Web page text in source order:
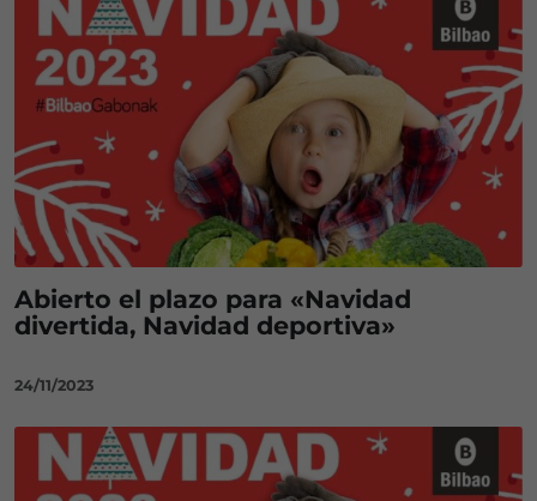
Abierto el plazo para «Navidad
divertida, Navidad deportiva»
24/11/2023